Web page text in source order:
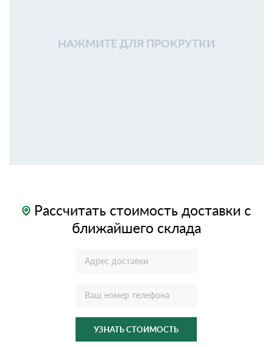
НАЖМИТЕ ДЛЯ ПРОКРУТКИ
Рассчитать стоимость доставки с
ближайшего склада
УЗНАТЬ СТОИМОСТЬ